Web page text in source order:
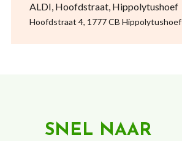
ALDI, Hoofdstraat, Hippolytushoef
Hoofdstraat 4, 1777 CB Hippolytushoef
SNEL NAAR